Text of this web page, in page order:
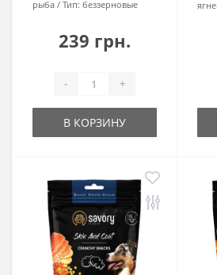
рыба
Тип: беззерновые
239 грн.
- +
В КОРЗИНУ